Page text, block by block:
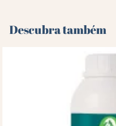
Descubra também 🌻